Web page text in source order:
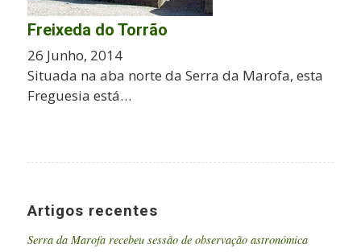
Freixeda do Torrão
26 Junho, 2014
Situada na aba norte da Serra da Marofa, esta
Freguesia está…
Artigos recentes
Serra da Marofa recebeu sessão de observação astronómica